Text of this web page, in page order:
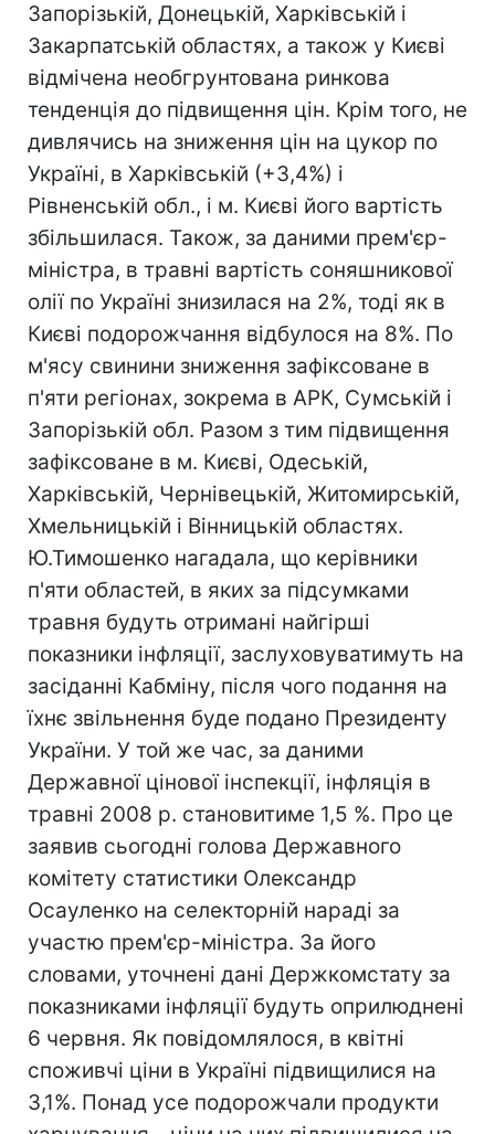
Запорізькій, Донецькій, Харківській і
Закарпатській областях, а також у Києві
відмічена необгрунтована ринкова
тенденція до підвищення цін. Крім того, не
дивлячись на зниження цін на цукор по
Україні, в Харківській (+3,4%) і
Рівненській обл., і м. Києві його вартість
збільшилася. Також, за даними прем'єр-
міністра, в травні вартість соняшникової
олії по Україні знизилася на 2%, тоді як в
Києві подорожчання відбулося на 8%. По
м'ясу свинини зниження зафіксоване в
п'яти регіонах, зокрема в АРК, Сумській і
Запорізькій обл. Разом з тим підвищення
зафіксоване в м. Києві, Одеській,
Харківській, Чернівецькій, Житомирській,
Хмельницькій і Вінницькій областях.
Ю.Тимошенко нагадала, що керівники
п'яти областей, в яких за підсумками
травня будуть отримані найгірші
показники інфляції, заслуховуватимуть на
засіданні Кабміну, після чого подання на
їхнє звільнення буде подано Президенту
України. У той же час, за даними
Державної цінової інспекції, інфляція в
травні 2008 р. становитиме 1,5 %. Про це
заявив сьогодні голова Державного
комітету статистики Олександр
Осауленко на селекторній нараді за
участю прем'єр-міністра. За його
словами, уточнені дані Держкомстату за
показниками інфляції будуть оприлюднені
6 червня. Як повідомлялося, в квітні
споживчі ціни в Україні підвищилися на
3,1%. Понад усе подорожчали продукти